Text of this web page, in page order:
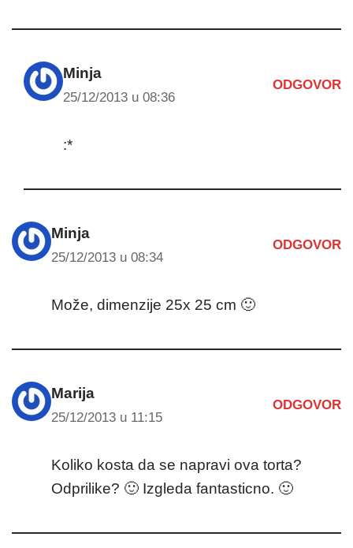
Minja
25/12/2013 u 08:36
ODGOVOR
:*
Minja
25/12/2013 u 08:34
ODGOVOR
Može, dimenzije 25x 25 cm 🙂
Marija
25/12/2013 u 11:15
ODGOVOR
Koliko kosta da se napravi ova torta?
Odprilike? 🙂 Izgleda fantasticno. 🙂